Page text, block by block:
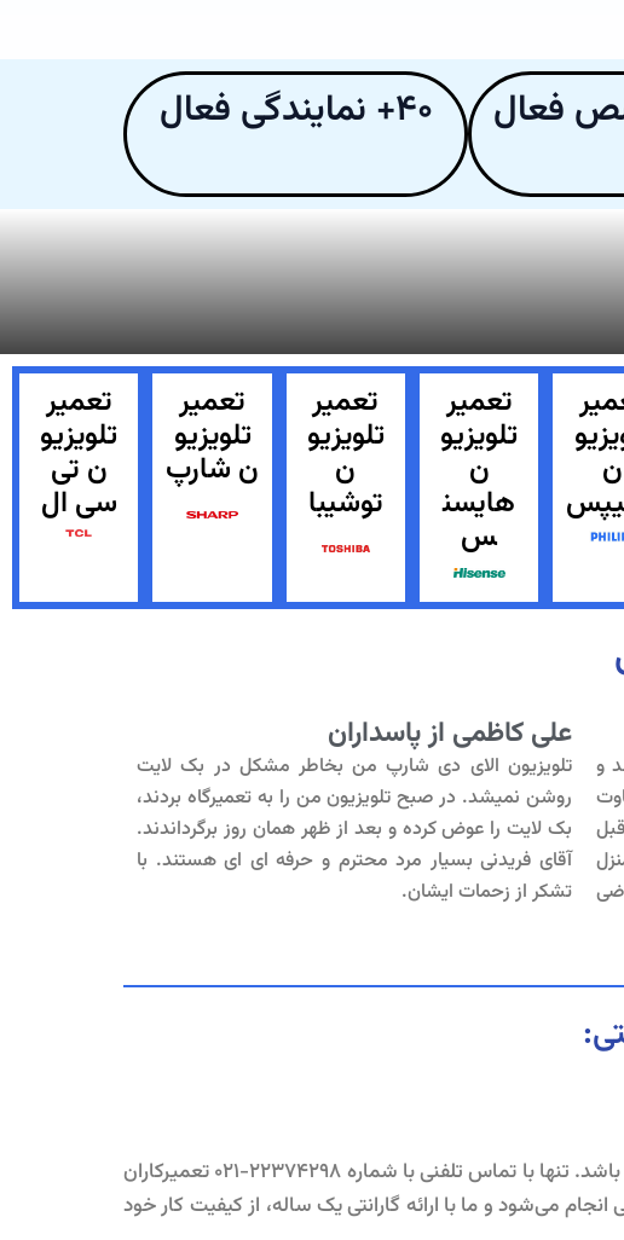
۴۰+ نمایندگی فعال
ن
تعمیر
تلویزیو
ن
هایسن
س
تعمیر
تلویزیو
ن
توشیبا
تعمیر
تلویزیو
ن شارپ
تعمیر
تلویزیو
ن تی
سی ال
و
علی کاظمی از پاسداران
تلویزیون الای دی شارپ من بخاطر مشکل در بک لایت
روشن نمیشد. در صبح تلویزیون من را به تعمیرگاه بردند،
بک لایت را عوض کرده و بعد از ظهر همان روز برگرداندند.
آقای فریدنی بسیار مرد محترم و حرفه ای ای هستند. با
تشکر از زحمات ایشان.
تیم تخصصی ما برای تعمیر انواع تلویزیون در سراسر تهران آماده ارایه خدمات سریع و مطمین در منزل شما می باشد. تنها با تماس تلفنی با شماره ۲۲۳۷۴۲۹۸-۰۲۱ تعمیرکاران
می‌شود و ما با ارائه گارانتی یک ساله، از کیفیت کار خود